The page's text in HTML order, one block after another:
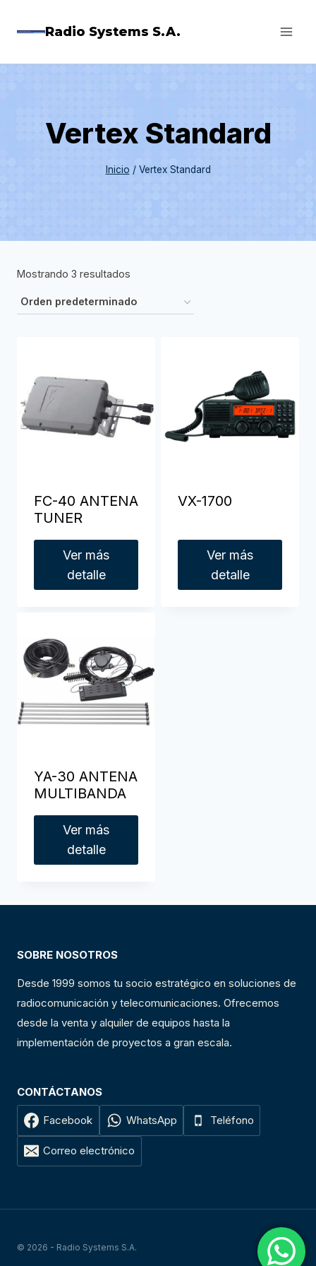
Radio Systems S.A.
Vertex Standard
Inicio / Vertex Standard
Mostrando 3 resultados
FC-40 ANTENA
TUNER
Ver más
detalle
VX-1700
Ver más
detalle
YA-30 ANTENA
MULTIBANDA
Ver más
detalle
SOBRE NOSOTROS
Desde 1999 somos tu socio estratégico en soluciones de
radiocomunicación y telecomunicaciones. Ofrecemos
desde la venta y alquiler de equipos hasta la
implementación de proyectos a gran escala.
CONTÁCTANOS
Facebook WhatsApp Teléfono
Correo electrónico
© 2026 - Radio Systems S.A.